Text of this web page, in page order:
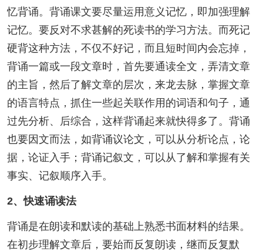
忆背诵。背诵课文要尽量运用意义记忆，即加强理解
记忆。要反对不求甚解的死读书的学习方法。而死记
硬背这种方法，不仅不好记，而且短时间内会忘掉，
背诵一篇或一段文章时，首先要通读全文，弄清文章
的主旨，然后了解文章的层次，来龙去脉，掌握文章
的语言特点，抓住一些起关联作用的词语和句子，通
过先分析、后综合，这样背诵起来就快得多了。背诵
也要因文而法，如背诵议论文，可以从分析论点，论
据，论证入手；背诵记叙文，可以从了解和掌握有关
事实、记叙顺序入手。
2、快速诵读法
背诵是在朗读和默读的基础上熟悉书面材料的结果。
在初步理解文章后，要始而反复朗读，继而反复默